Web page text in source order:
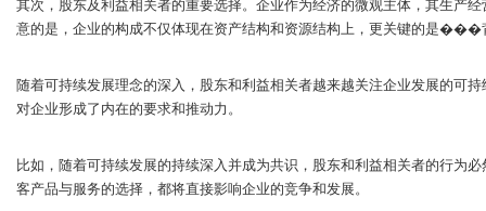
其次，股东及利益相关者的重要选择。企业作为经济的微观主体，其生产
意的是，企业的构成不仅体现在资产结构和资源结构上，更关键的是
随着可持续发展理念的深入，股东和利益相关者越来越关注企业发展的可
对企业形成了内在的要求和推动力。
比如，随着可持续发展的持续深入并成为共识，股东和利益相关者的行为
客产品与服务的选择，都将直接影响企业的竞争和发展。